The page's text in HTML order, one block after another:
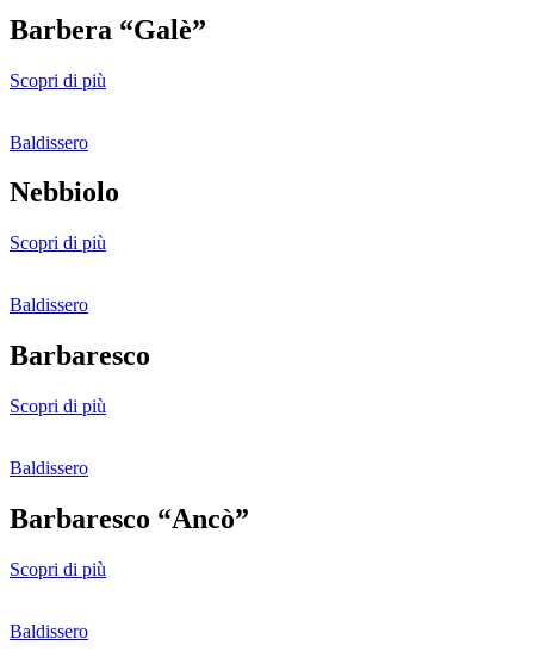
Barbera “Galè”
Scopri di più
Baldissero
Nebbiolo
Scopri di più
Baldissero
Barbaresco
Scopri di più
Baldissero
Barbaresco “Ancò”
Scopri di più
Baldissero